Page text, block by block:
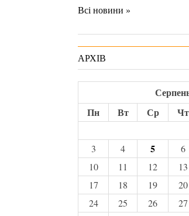
Всі новини »
АРХІВ
Пн
Вт Ср Чт
3
4 5 6
10
11 12 13
17
18 19 20
24
25 26 27